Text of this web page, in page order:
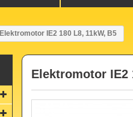
Elektromotor IE2 180 L8, 11kW, B5
Elektromotor IE2